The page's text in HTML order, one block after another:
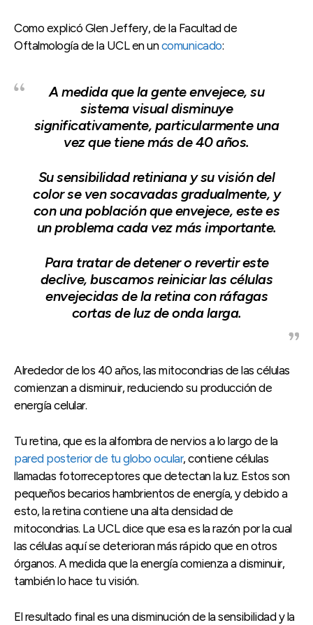
Como explicó Glen Jeffery, de la Facultad de
Oftalmología de la UCL en uncomunicado:
A medida que la gente envejece, su
sistema visual disminuye
significativamente, particularmente una
vez que tiene más de 40 años.
Su sensibilidad retiniana y su visión del
color se ven socavadas gradualmente, y
con una población que envejece, este es
un problema cada vez más importante.
Para tratar de detener o revertir este
declive, buscamos reiniciar las células
envejecidas de la retina con ráfagas
cortas de luz de onda larga.
Alrededor de los 40 años, las mitocondrias de las células
comienzan a disminuir, reduciendo su producción de
energía celular.
Tu retina, que es la alfombra de nervios a lo largo de la
pared posterior de tu globo ocular, contiene células
llamadas fotorreceptores que detectan la luz. Estos son
pequeños becarios hambrientos de energía, y debido a
esto, la retina contiene una alta densidad de
mitocondrias. La UCL dice que esa es la razón por la cual
las células aquí se deterioran más rápido que en otros
órganos. A medida que la energía comienza a disminuir,
también lo hace tu visión.
El resultado final es una disminución de la sensibilidad y la